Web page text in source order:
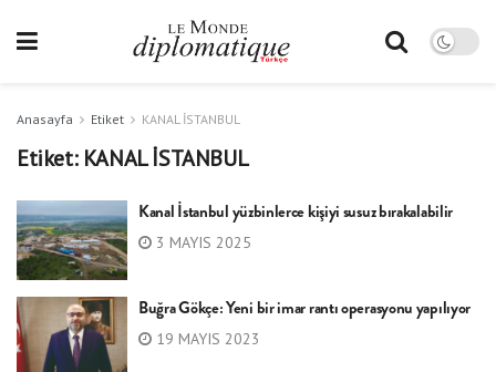
Anasayfa Etiket KANAL İSTANBUL
Etiket: KANAL İSTANBUL
Kanal İstanbul yüzbinlerce kişiyi susuz bırakalabilir
3 MAYIS 2025
Buğra Gökçe: Yeni bir imar rantı operasyonu yapılıyor
19 MAYIS 2023